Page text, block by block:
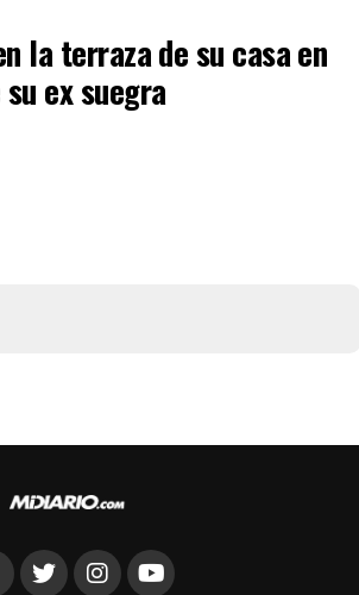
la terraza de su casa en
ex suegra